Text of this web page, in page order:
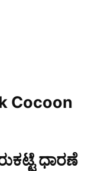
Cocoon
ಧಾರಣೆ